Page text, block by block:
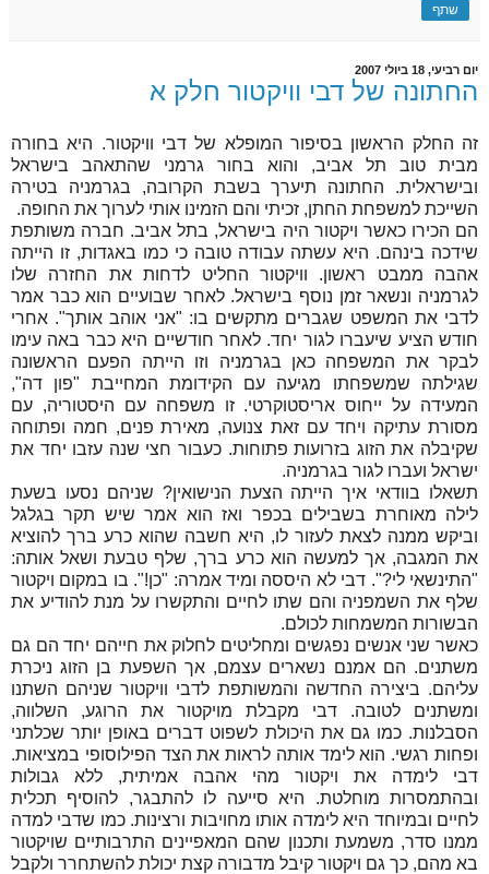
שתף
יום רביעי, 18 ביולי 2007
החתונה של דבי וויקטור חלק א
זה החלק הראשון בסיפור המופלא של דבי וויקטור. היא בחורה
מבית טוב תל אביב, והוא בחור גרמני שהתאהב בישראל
ובישראלית. החתונה תיערך בשבת הקרובה, בגרמניה בטירה
השייכת למשפחת החתן, זכיתי והם הזמינו אותי לערוך את החופה.
הם הכירו כאשר ויקטור היה בישראל, בתל אביב. חברה משותפת
שידכה בינהם. היא עשתה עבודה טובה כי כמו באגדות, זו הייתה
אהבה ממבט ראשון. וויקטור החליט לדחות את החזרה שלו
לגרמניה ונשאר זמן נוסף בישראל. לאחר שבועיים הוא כבר אמר
לדבי את המשפט שגברים מתקשים בו: "אני אוהב אותך". אחרי
חודש הציע שיעברו לגור יחד. לאחר חודשיים היא כבר באה עימו
לבקר את המשפחה כאן בגרמניה וזו הייתה הפעם הראשונה
שגילתה שמשפחתו מגיעה עם הקידומת המחייבת "פון דה",
המעידה על ייחוס אריסטוקרטי. זו משפחה עם היסטוריה, עם
מסורת עתיקה ויחד עם זאת צנועה, מאירת פנים, חמה ופתוחה
שקיבלה את הזוג בזרועות פתוחות. כעבור חצי שנה עזבו יחד את
ישראל ועברו לגור בגרמניה.
תשאלו בוודאי איך הייתה הצעת הנישואין? שניהם נסעו בשעת
לילה מאוחרת בשבילים בכפר ואז הוא אמר שיש תקר בגלגל
וביקש ממנה לצאת לעזור לו, היא חשבה שהוא כרע ברך להוציא
את המגבה, אך למעשה הוא כרע ברך, שלף טבעת ושאל אותה:
"התינשאי לי?". דבי לא היססה ומיד אמרה: "כן!". בו במקום ויקטור
שלף את השמפניה והם שתו לחיים והתקשרו על מנת להודיע את
הבשורות המשמחות לכולם.
כאשר שני אנשים נפגשים ומחליטים לחלוק את חייהם יחד הם גם
משתנים. הם אמנם נשארים עצמם, אך השפעת בן הזוג ניכרת
עליהם. ביצירה החדשה והמשותפת לדבי וויקטור שניהם השתנו
ומשתנים לטובה. דבי מקבלת מויקטור את הרוגע, השלווה,
הסבלנות. כמו גם את היכולת לשפוט דברים באופן יותר שכלתני
ופחות רגשי. הוא לימד אותה לראות את הצד הפילוסופי במציאות.
דבי לימדה את ויקטור מהי אהבה אמיתית, ללא גבולות
ובהתמסרות מוחלטת. היא סייעה לו להתבגר, להוסיף תכלית
לחיים ובמיוחד היא לימדה אותו מחויבות ורצינות. כמו שדבי למדה
ממנו סדר, משמעת ותכנון שהם המאפיינים התרבותיים שויקטור
בא מהם, כך גם ויקטור קיבל מדבורה קצת יכולת להשתחרר ולקבל